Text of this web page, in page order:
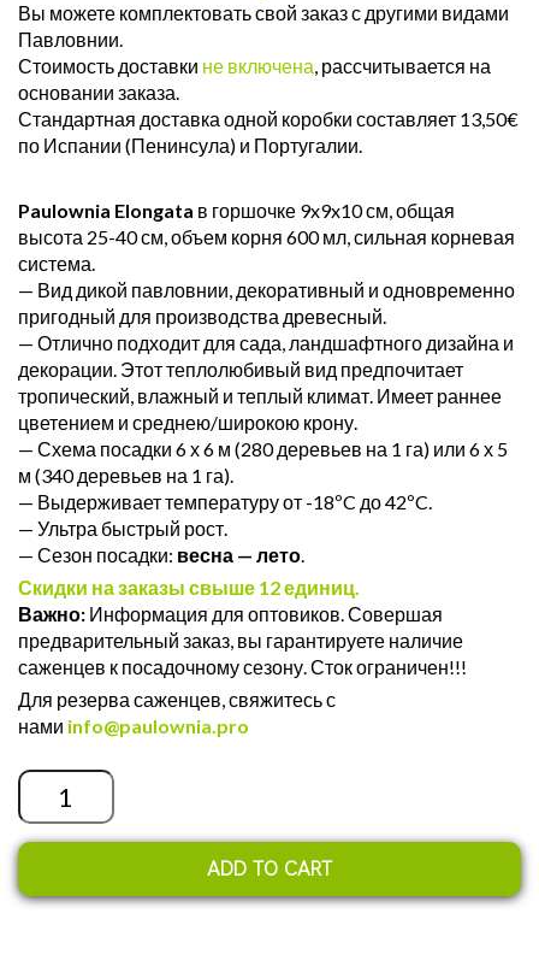
Вы можете комплектовать свой заказ с другими видами
Павловнии.
Стоимость доставки не включена, рассчитывается на
основании заказа.
Стандартная доставка одной коробки составляет 13,50€
по Испании (Пенинсула) и Португалии.
Paulownia Elongata в горшочке 9x9x10 см, общая
высота 25-40 см, объем корня 600 мл, сильная корневая
система.
— Вид дикой павловнии, декоративный и одновременно
пригодный для производства древесный.
— Отлично подходит для сада, ландшафтного дизайна и
декорации. Этот теплолюбивый вид предпочитает
тропический, влажный и теплый климат. Имеет раннее
цветением и среднею/широкою крону.
— Схема посадки 6 х 6 м (280 деревьев на 1 га) или 6 х 5
м (340 деревьев на 1 га).
— Выдерживает температуру от -18ºC до 42ºC.
— Ультра быстрый рост.
— Сезон посадки: весна — лето.
Скидки на заказы свыше 12 единиц.
Важно: Информация для оптовиков. Совершая
предварительный заказ, вы гарантируете наличие
саженцев к посадочному сезону. Сток ограничен!!!
Для резерва саженцев, свяжитесь с
нами info@paulownia.pro
Quantity
ADD TO CART